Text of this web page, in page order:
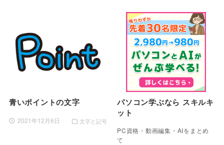
青いポイントの文字
2021年12月6日 文字と記号
パソコン学ぶなら スキルキ
ット
PC資格・動画編集・AIをまとめ
て